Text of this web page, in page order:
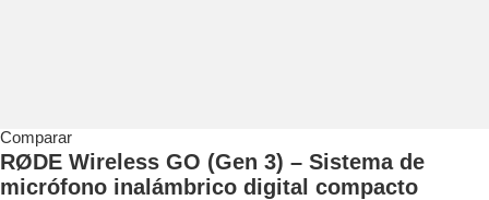
Comparar
RØDE Wireless GO (Gen 3) – Sistema de
micrófono inalámbrico digital compacto